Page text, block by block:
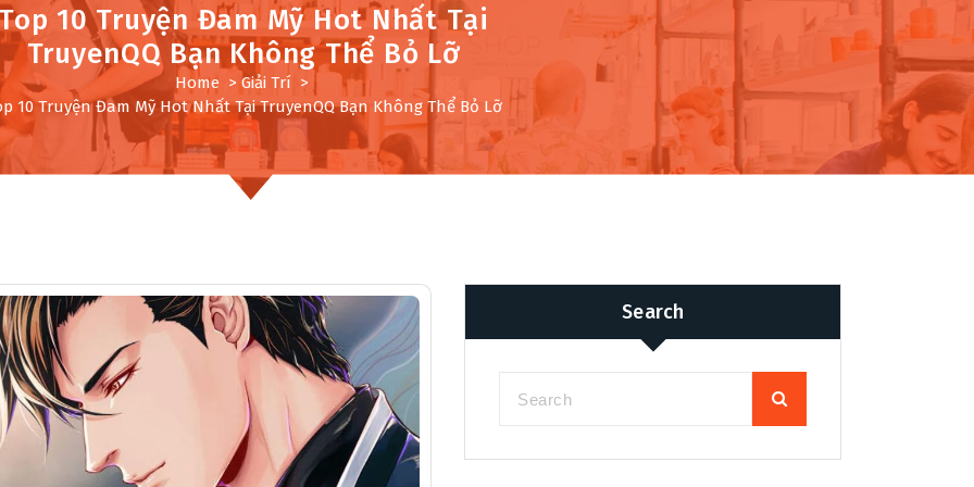
10 Truyện Đam Mỹ Hot Nhất Tại
TruyenQQ Bạn Không Thể Bỏ Lỡ
Home> Giải Trí >
10 Truyện Đam Mỹ Hot Nhất Tại TruyenQQ Bạn Không Thể Bỏ Lỡ
Search